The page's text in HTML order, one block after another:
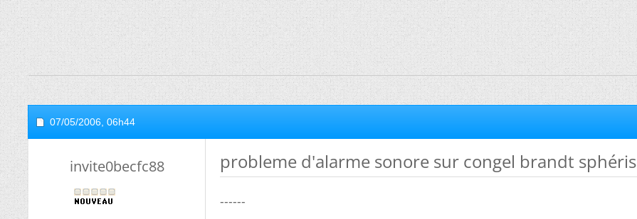
07/05/2006, 06h44
invite0becfc88 probleme d'alarme sonore sur congel brandt sphéris
------